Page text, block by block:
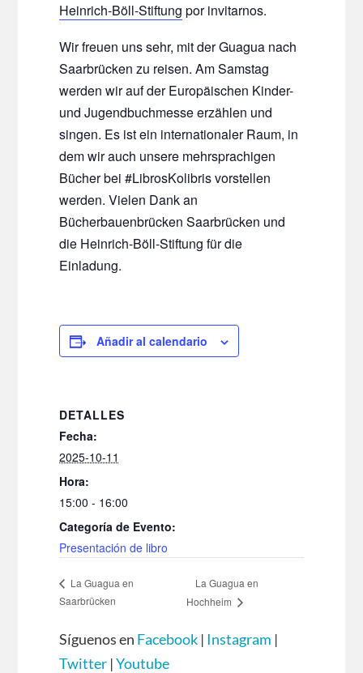
Heinrich-Böll-Stiftung por invitarnos.
Wir freuen uns sehr, mit der Guagua nach
Saarbrücken zu reisen. Am Samstag
werden wir auf der Europäischen Kinder-
und Jugendbuchmesse erzählen und
singen. Es ist ein internationaler Raum, in
dem wir auch unsere mehrsprachigen
Bücher bei #LibrosKolibris vorstellen
werden. Vielen Dank an
Bücherbauenbrücken Saarbrücken und
die Heinrich-Böll-Stiftung für die
Einladung.
Añadir al calendario
DETALLES
Fecha:
2025-10-11
Hora:
15:00 - 16:00
Categoría de Evento:
Presentación de libro
La Guagua en
Saarbrücken
La Guagua en
Hochheim
Síguenos en Facebook| Instagram |
Twitter|Youtube